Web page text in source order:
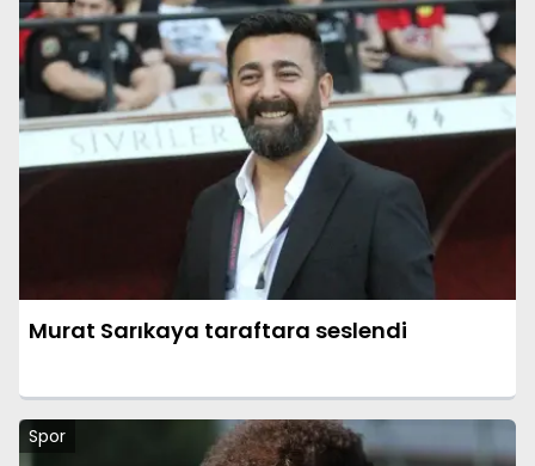
Murat Sarıkaya taraftara seslendi
Spor